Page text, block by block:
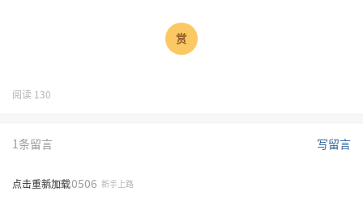
阅读 130
1条留言 写留言
点击重新加载A4320506 新手上路